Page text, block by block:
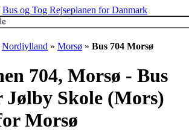
Bus og Tog Rejseplanen for Danmark
Nordjylland » Morsø » Bus 704 Morsø
704, Morsø - Bus
Jølby Skole (Mors)
Morsø